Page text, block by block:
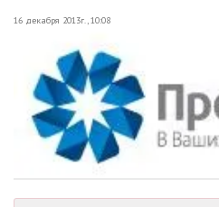
16 декабря 2013г., 10:08